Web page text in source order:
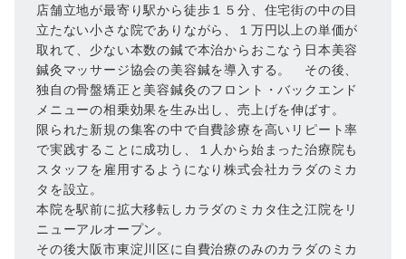
店舗立地が最寄り駅から徒歩１５分、住宅街の中の目
立たない小さな院でありながら、１万円以上の単価が
取れて、少ない本数の鍼で本治からおこなう日本美容
鍼灸マッサージ協会の美容鍼を導入する。 その後、
独自の骨盤矯正と美容鍼灸のフロント・バックエンド
メニューの相乗効果を生み出し、売上げを伸ばす。
限られた新規の集客の中で自費診療を高いリピート率
で実践することに成功し、１人から始まった治療院も
スタッフを雇用するようになり株式会社カラダのミカ
タを設立。
本院を駅前に拡大移転しカラダのミカタ住之江院をリ
ニューアルオープン。
その後大阪市東淀川区に自費治療のみのカラダのミカ